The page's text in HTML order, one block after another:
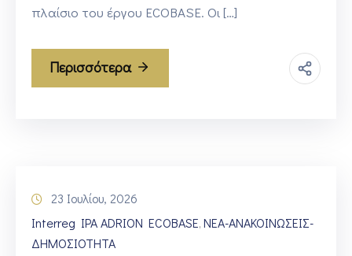
πλαίσιο του έργου ECOBASE. Οι […]
Περισσότερα
23 Ιουλίου, 2026
Interreg IPA ADRION ECOBASE‚ ΝΕΑ-ΑΝΑΚΟΙΝΩΣΕΙΣ-
ΔΗΜΟΣΙΟΤΗΤΑ